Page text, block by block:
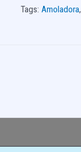
Tags: Amoladora,